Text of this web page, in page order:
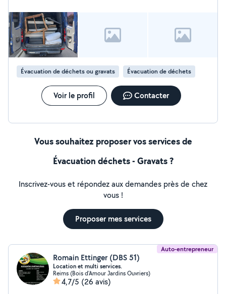
ces talents au service de la communauté Allô Voisins.
Évacuation de déchets ou gravats Évacuation de déchets
Voir le profil Contacter
Vous souhaitez proposer vos services de
Évacuation déchets - Gravats ?
Inscrivez-vous et répondez aux demandes près de chez
vous !
Proposer mes services
Auto-entrepreneur
Romain Ettinger (DBS 51)
Location et multi services.
Reims (Bois d'Amour Jardins Ouvriers)
4,7/5 (26 avis)